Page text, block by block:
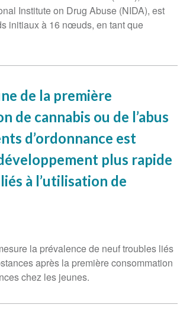
Institute on Drug Abuse (NIDA), est
initiaux à 16 nœuds, en tant que
de la première
de cannabis ou de l’abus
d’ordonnance est
plus rapide
à l’utilisation de
la prévalence de neuf troubles liés
après la première consommation
chez les jeunes.